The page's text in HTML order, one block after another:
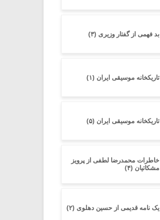
بد فهمی از گفتار وزیری (۳)
تاریکخانه موسیقی ایران (۱)
تاریکخانه موسیقی ایران (۵)
خاطرات محمدرضا لطفی از پرویز
مشکاتیان (۴)
یک نامه قدیمی از حسین دهلوی (۲)